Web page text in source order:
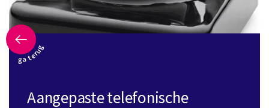
ga terug
Aangepaste telefonische